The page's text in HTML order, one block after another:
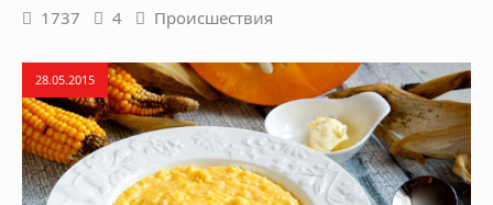
1737 4 Происшествия
28.05.2015